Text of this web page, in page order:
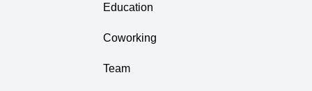
Education
Coworking
Team